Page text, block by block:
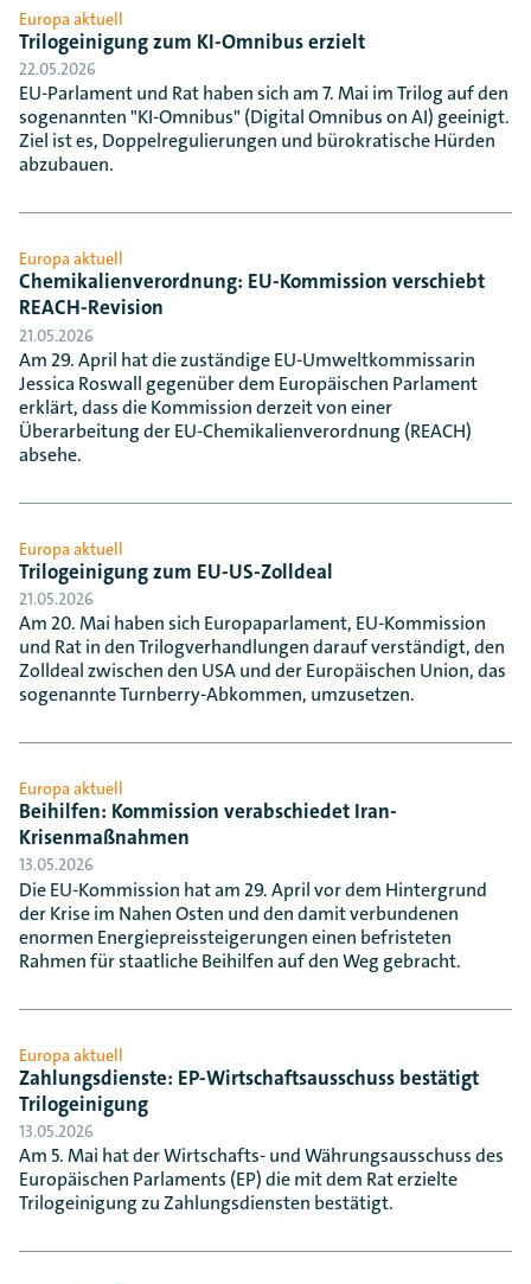
Europa aktuell
Trilogeinigung zum KI-Omnibus erzielt
22.05.2026
EU-Parlament und Rat haben sich am 7. Mai im Trilog auf den
sogenannten "KI-Omnibus" (Digital Omnibus on AI) geeinigt.
Ziel ist es, Doppelregulierungen und bürokratische Hürden
abzubauen.
Europa aktuell
Chemikalienverordnung: EU-Kommission verschiebt
REACH-Revision
21.05.2026
Am 29. April hat die zuständige EU-Umweltkommissarin
Jessica Roswall gegenüber dem Europäischen Parlament
erklärt, dass die Kommission derzeit von einer
Überarbeitung der EU-Chemikalienverordnung (REACH)
absehe.
Europa aktuell
Trilogeinigung zum EU-US-Zolldeal
21.05.2026
Am 20. Mai haben sich Europaparlament, EU-Kommission
und Rat in den Trilogverhandlungen darauf verständigt, den
Zolldeal zwischen den USA und der Europäischen Union, das
sogenannte Turnberry-Abkommen, umzusetzen.
Europa aktuell
Beihilfen: Kommission verabschiedet Iran-
Krisenmaßnahmen
13.05.2026
Die EU-Kommission hat am 29. April vor dem Hintergrund
der Krise im Nahen Osten und den damit verbundenen
enormen Energiepreissteigerungen einen befristeten
Rahmen für staatliche Beihilfen auf den Weg gebracht.
Europa aktuell
Zahlungsdienste: EP-Wirtschaftsausschuss bestätigt
Trilogeinigung
13.05.2026
Am 5. Mai hat der Wirtschafts- und Währungsausschuss des
Europäischen Parlaments (EP) die mit dem Rat erzielte
Trilogeinigung zu Zahlungsdiensten bestätigt.